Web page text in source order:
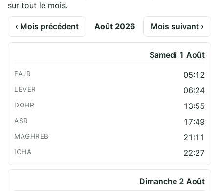
sur tout le mois.
‹ Mois précédent Août 2026 Mois suivant ›
Samedi 1 Août
05:12
06:24
13:55
17:49
21:11
22:27
Dimanche 2 Août